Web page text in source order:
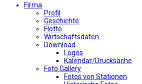
Firma
Profil
Geschichte
Flotte
Wirtschaftsdaten
Download
Logos
Kalendar/Drucksache
Foto Gallery
Fotos von Stationen